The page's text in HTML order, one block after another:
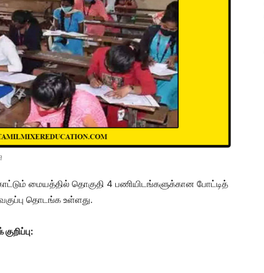
மையத்தில் தொகுதி 4 பணியிடங்களுக்கான போட்டித்
தொடங்க உள்ளது.